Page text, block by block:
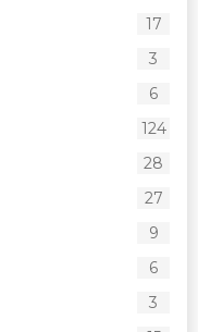
17
3
6
124
28
27
9
6
3